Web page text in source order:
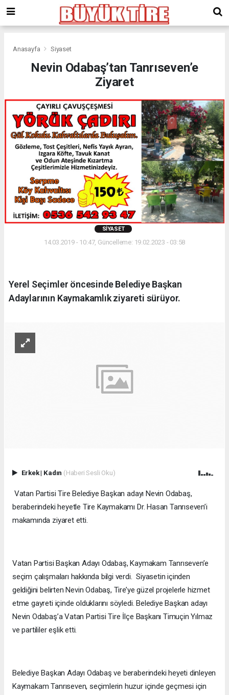
giriş
kingroyal
Anasayfa Siyaset
Nevin Odabaş’tan Tanrıseven’e
Ziyaret
SIYASET
14.03.2019 - 10:47, Güncelleme: 19.02.2023 - 03:58
Yerel Seçimler öncesinde Belediye Başkan
Adaylarının Kaymakamlık ziyareti sürüyor.
Erkek| Kadın (Haberi Sesli Oku)
Vatan Partisi Tire Belediye Başkan adayı Nevin Odabaş,
beraberindeki heyetle Tire Kaymakamı Dr. Hasan Tanrıseven’i
makamında ziyaret etti.
Vatan Partisi Başkan Adayı Odabaş, Kaymakam Tanrıseven’e
seçim çalışmaları hakkında bilgi verdi. Siyasetin içinden
geldiğini belirten Nevin Odabaş, Tire’ye güzel projelerle hizmet
etme gayreti içinde olduklarını söyledi. Belediye Başkan adayı
Nevin Odabaş’a Vatan Partisi Tire İlçe Başkanı Timuçin Yılmaz
ve partililer eşlik etti.
Belediye Başkan Adayı Odabaş ve beraberindeki heyeti dinleyen
Kaymakam Tanrıseven, seçimlerin huzur içinde geçmesi için